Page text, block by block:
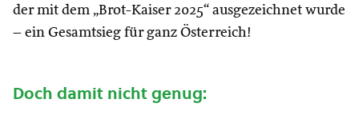
der mit dem „Brot-Kaiser 2025“ ausgezeichnet wurde
– ein Gesamtsieg für ganz Österreich!
Doch damit nicht genug: